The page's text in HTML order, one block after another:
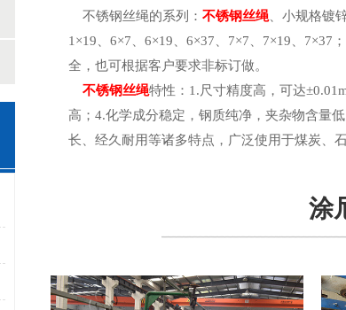
不锈钢丝绳的系列： 不锈钢丝绳、小规格镀
1×19、6×7、6×19、6×37、7×7、7×19、7×37
全，也可根据客户要求非标订做。
不锈钢丝绳特性：1.尺寸精度高，可达
高；4.化学成分稳定，钢质纯净，夹杂物含量
长、经久耐用等诸多特点，广泛使用于煤炭、
涂